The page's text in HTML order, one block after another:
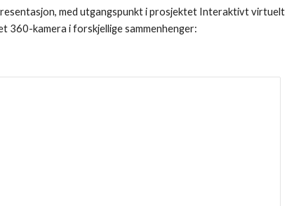
med utgangspunkt i prosjektet Interaktivt
360-kamera i forskjellige sammenhenger: